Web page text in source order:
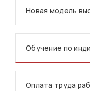
Новая модель
Обучение по
Оплата труда